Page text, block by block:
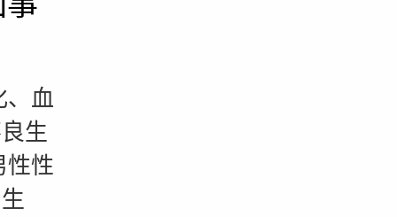
血
生
性性